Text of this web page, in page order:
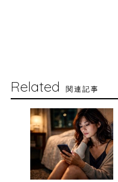
Related 関連記事